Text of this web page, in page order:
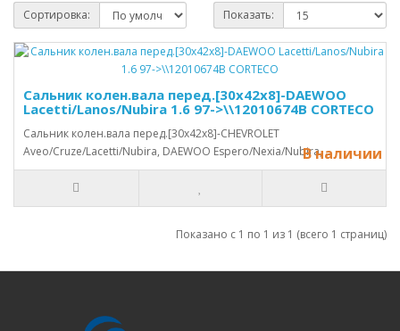
Сортировка: Показать:
Сальник колен.вала перед.[30x42x8]-DAEWOO
Lacetti/Lanos/Nubira 1.6 97->\\12010674B CORTECO
Сальник колен.вала перед.[30x42x8]-CHEVROLET
Aveo/Cruze/Lacetti/Nubira, DAEWOO Espero/Nexia/Nubira, ..В наличии
Показано с 1 по 1 из 1 (всего 1 страниц)